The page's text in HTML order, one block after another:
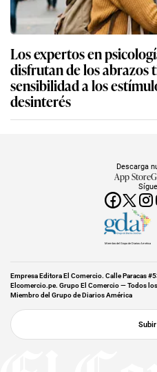
Los expertos en
disfrutan de los abrazos
sensibilidad a los
desinterés
Descarga
App Store
Miembro del Grupo de Diarios América
Empresa Editora El Comercio. Calle Paracas
Elcomercio.pe. Grupo El Comercio — Todos
Miembro del Grupo de Diarios América
Subir